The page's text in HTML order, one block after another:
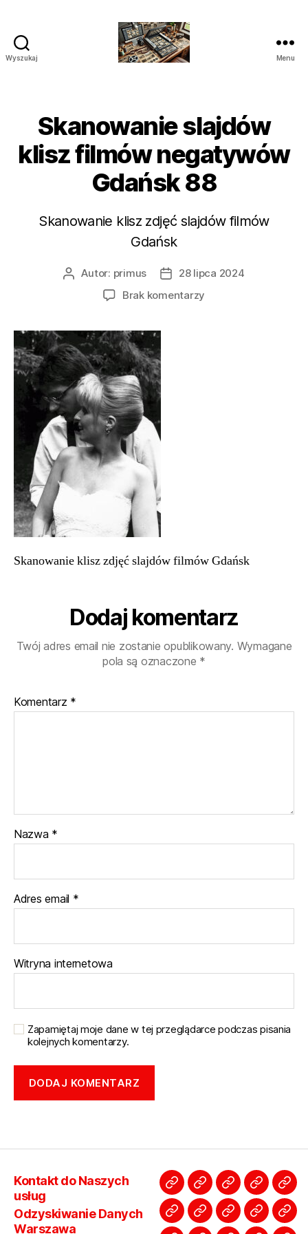
Wyszukaj
Archiwizacji
Polska
Menu
Skanowanie slajdów
klisz filmów negatywów
Gdańsk 88
Skanowanie klisz zdjęć slajdów filmów
Gdańsk
AutorAutor: primus
Data
wpisu
28 lipca 2024
Brak komentarzy
Skanowanie klisz zdjęć slajdów filmów Gdańsk
Dodaj komentarz
Twój adres email nie zostanie opublikowany. Wymagane
pola są oznaczone *
Komentarz *
Nazwa *
Adres email *
Witryna internetowa
Zapamiętaj moje dane w tej przeglądarce podczas pisania
kolejnych komentarzy.
Kontakt do Naszych
usług
Odzyskiwanie Danych
Warszawa
Kontakt
do
Naszych
Odzyskiwanie
Danych
Warszawa
Odzyskiwanie
Danych
Warszawa
kaset
Wawer
StudioOdszumianie
CennikDzwięk